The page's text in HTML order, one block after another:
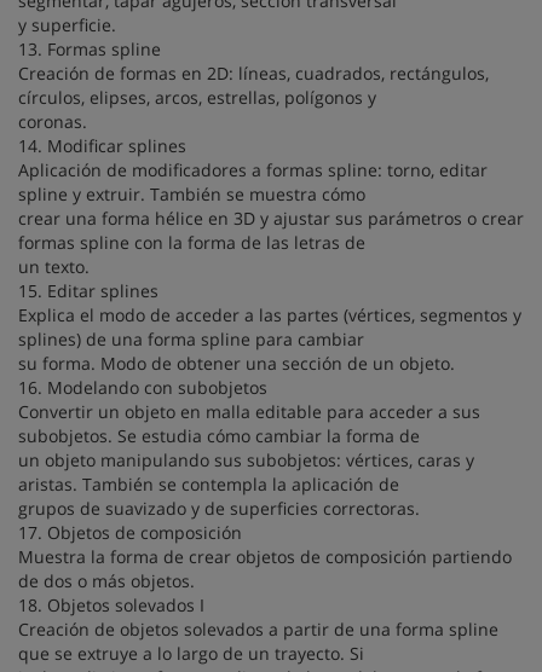
y superficie.
13. Formas spline
Creación de formas en 2D: líneas, cuadrados, rectángulos,
círculos, elipses, arcos, estrellas, polígonos y
coronas.
14. Modificar splines
Aplicación de modificadores a formas spline: torno, editar
spline y extruir. También se muestra cómo
crear una forma hélice en 3D y ajustar sus parámetros o crear
formas spline con la forma de las letras de
un texto.
15. Editar splines
Explica el modo de acceder a las partes (vértices, segmentos y
splines) de una forma spline para cambiar
su forma. Modo de obtener una sección de un objeto.
16. Modelando con subobjetos
Convertir un objeto en malla editable para acceder a sus
subobjetos. Se estudia cómo cambiar la forma de
un objeto manipulando sus subobjetos: vértices, caras y
aristas. También se contempla la aplicación de
grupos de suavizado y de superficies correctoras.
17. Objetos de composición
Muestra la forma de crear objetos de composición partiendo
de dos o más objetos.
18. Objetos solevados I
Creación de objetos solevados a partir de una forma spline
que se extruye a lo largo de un trayecto. Si